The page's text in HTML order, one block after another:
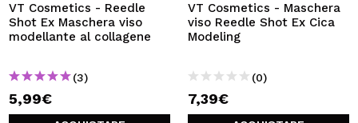
VT Cosmetics - Reedle
Shot Ex Maschera viso
modellante al collagene
(3)
5,99€
VT Cosmetics - Maschera
viso Reedle Shot Ex Cica
Modeling
(0)
7,39€